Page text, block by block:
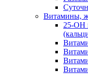
Витамины,
25-OH